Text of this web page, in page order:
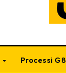
Processi G8